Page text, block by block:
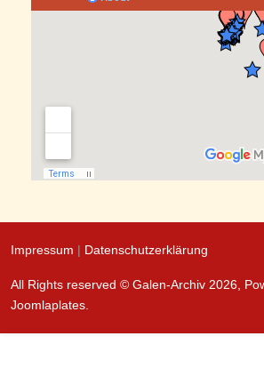
Impressum | Datenschutzerklärung
All Rights reserved © Galen-Archiv 2026,
Joomlaplates